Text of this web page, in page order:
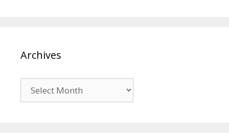
Archives